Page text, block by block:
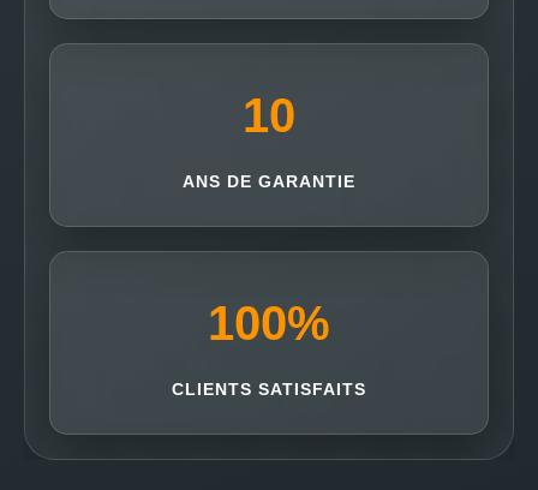
10
ANS DE GARANTIE
100%
CLIENTS SATISFAITS